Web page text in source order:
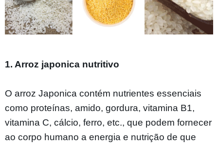
1. Arroz japonica nutritivo
O arroz Japonica contém nutrientes essenciais
como proteínas, amido, gordura, vitamina B1,
vitamina C, cálcio, ferro, etc., que podem fornecer
ao corpo humano a energia e nutrição de que